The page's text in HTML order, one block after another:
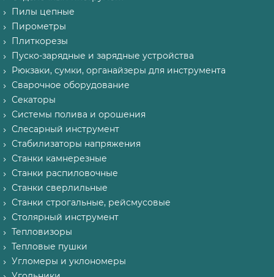
Пилы цепные
Пирометры
Плиткорезы
Пуско-зарядные и зарядные устройства
Рюкзаки, сумки, органайзеры для инструмента
Сварочное оборудование
Секаторы
Системы полива и орошения
Слесарный инструмент
Стабилизаторы напряжения
Станки камнерезные
Станки распиловочные
Станки сверлильные
Станки строгальные, рейсмусовые
Столярный инструмент
Тепловизоры
Тепловые пушки
Угломеры и уклономеры